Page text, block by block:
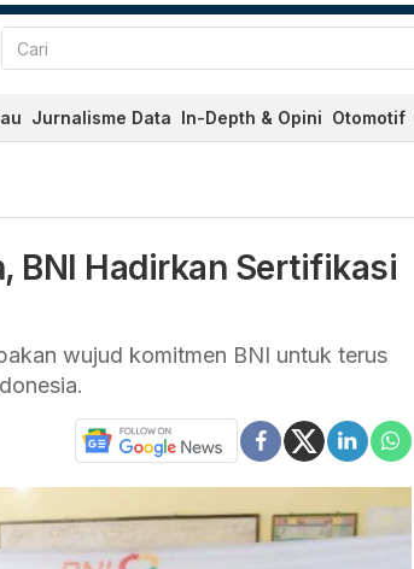
Jurnalisme Data In-Depth & Opini Otomotif
BNI Hadirkan Sertifikasi
wujud komitmen BNI untuk terus